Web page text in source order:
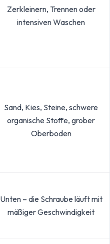
Zerkleinern, Trennen oder
intensiven Waschen
Sand, Kies, Steine, schwere
organische Stoffe, grober
Oberboden
Unten – die Schraube läuft mit
mäßiger Geschwindigkeit